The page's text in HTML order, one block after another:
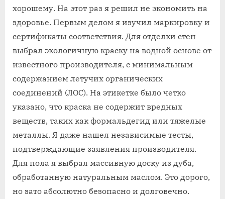
хорошему. На этот раз я решил не экономить на
здоровье. Первым делом я изучил маркировку и
сертификаты соответствия. Для отделки стен
выбрал экологичную краску на водной основе от
известного производителя, с минимальным
содержанием летучих органических
соединений (ЛОС). На этикетке было четко
указано, что краска не содержит вредных
веществ, таких как формальдегид или тяжелые
металлы. Я даже нашел независимые тесты,
подтверждающие заявления производителя.
Для пола я выбрал массивную доску из дуба,
обработанную натуральным маслом. Это дорого,
но зато абсолютно безопасно и долговечно.